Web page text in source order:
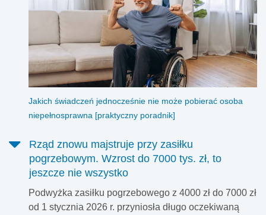
Jakich świadczeń jednocześnie nie może pobierać osoba
niepełnosprawna [praktyczny poradnik]
Rząd znowu majstruje przy zasiłku
pogrzebowym. Wzrost do 7000 tys. zł, to
jeszcze nie wszystko
Podwyżka zasiłku pogrzebowego z 4000 zł do 7000 zł
od 1 stycznia 2026 r. przyniosła długo oczekiwaną